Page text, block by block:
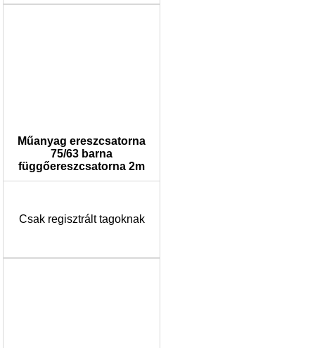
Műanyag ereszcsatorna
75/63 barna
függőereszcsatorna 2m
Csak regisztrált tagoknak